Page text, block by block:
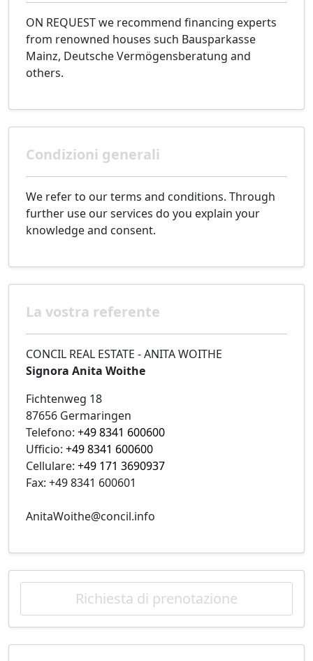
ON REQUEST we recommend financing experts
from renowned houses such Bausparkasse
Mainz, Deutsche Vermögensberatung and
others.
Condizioni generali
We refer to our terms and conditions. Through
further use our services do you explain your
knowledge and consent.
La vostra referente
CONCIL REAL ESTATE - ANITA WOITHE
Signora Anita Woithe
Fichtenweg 18
87656 Germaringen
Telefono: +49 8341 600600
Ufficio: +49 8341 600600
Cellulare: +49 171 3690937
Fax: +49 8341 600601
AnitaWoithe@concil.info
Richiesta di prenotazione